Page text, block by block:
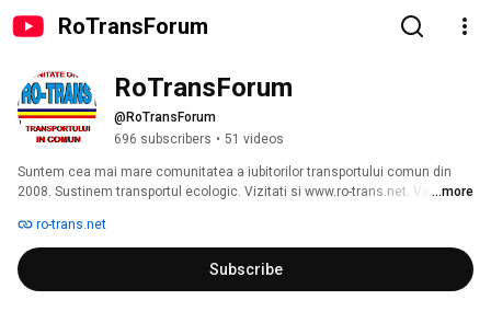
RoTransForum
RoTransForum
@RoTransForum
696 subscribers • 51 videos
Suntem cea mai mare comunitatea a iubitorilor transportului comun din
2008. Sustinem transportul ecologic. Vizitati si www.ro-trans.net. Va
...more
ro-trans.net
Subscribe